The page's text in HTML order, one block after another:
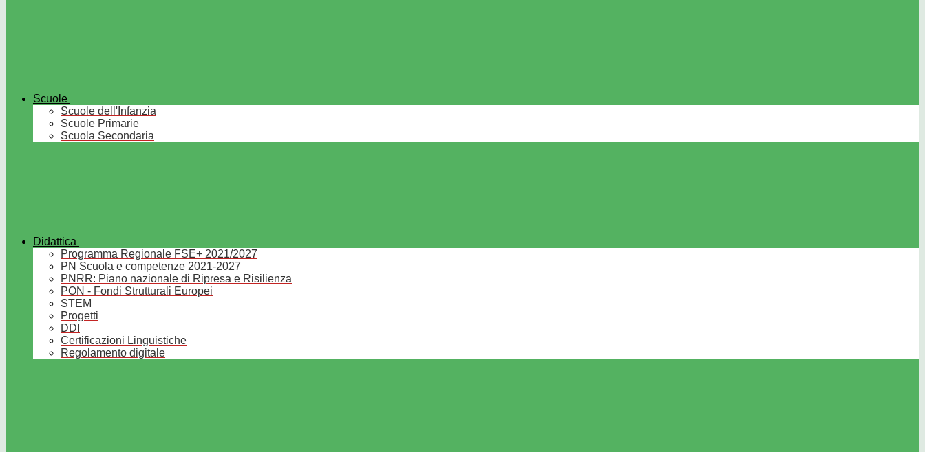
Scuole
Scuole dell'Infanzia
Scuole Primarie
Scuola Secondaria
Didattica
Programma Regionale FSE+ 2021/2027
PN Scuola e competenze 2021-2027
PNRR: Piano nazionale di Ripresa e Risilienza
PON - Fondi Strutturali Europei
STEM
Progetti
DDI
Certificazioni Linguistiche
Regolamento digitale